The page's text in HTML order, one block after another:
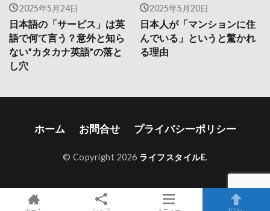
2025年5月24日
日本語の「サービス」は英
語で何て言う？意外と知ら
ない”カタカナ英語”の落と
し穴
2025年5月20日
日本人が「マンションに住
んでいる」というと驚かれ
る理由
ホーム お問合せ プライバシーポリシー
© Copyright 2026 ライフスタイルE.